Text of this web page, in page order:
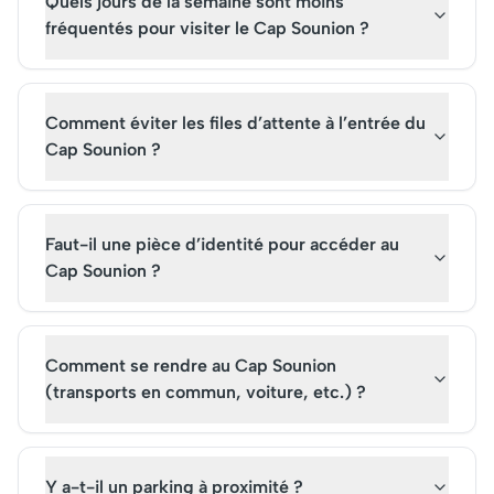
fréquentés pour visiter le Cap Sounion ?
Comment éviter les files d’attente à l’entrée du
Cap Sounion ?
Faut-il une pièce d’identité pour accéder au
Cap Sounion ?
Comment se rendre au Cap Sounion
(transports en commun, voiture, etc.) ?
Y a-t-il un parking à proximité ?